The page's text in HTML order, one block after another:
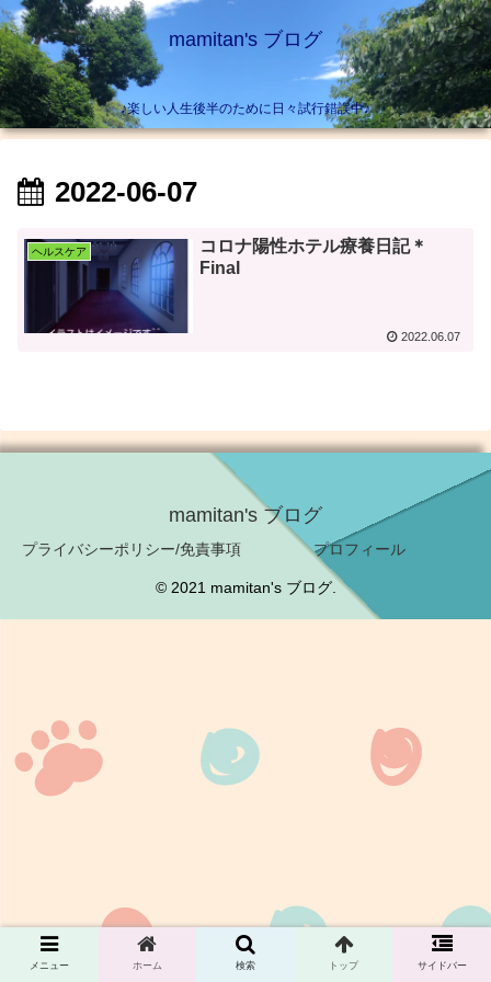
mamitan's ブログ
♪楽しい人生後半のために日々試行錯誤中♪
2022-06-07
ヘルスケア
コロナ陽性ホテル療養日記＊
Final
2022.06.07
mamitan's ブログ
プライバシーポリシー/免責事項 プロフィール
© 2021 mamitan's ブログ.
メニュー ホーム 検索 トップ サイドバー